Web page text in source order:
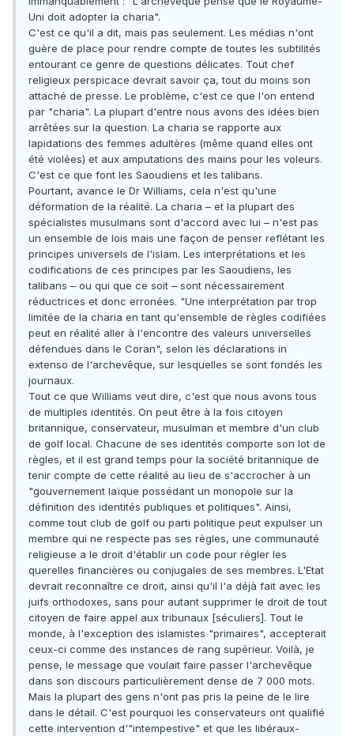
Uni doit adopter la charia".
C'est ce qu'il a dit, mais pas seulement. Les médias n'ont
guère de place pour rendre compte de toutes les subtilités
entourant ce genre de questions délicates. Tout chef
religieux perspicace devrait savoir ça, tout du moins son
attaché de presse. Le problème, c'est ce que l'on entend
par "charia". La plupart d'entre nous avons des idées bien
arrêtées sur la question. La charia se rapporte aux
lapidations des femmes adultères (même quand elles ont
été violées) et aux amputations des mains pour les voleurs.
C'est ce que font les Saoudiens et les talibans.
Pourtant, avance le Dr Williams, cela n'est qu'une
déformation de la réalité. La charia – et la plupart des
spécialistes musulmans sont d'accord avec lui – n'est pas
un ensemble de lois mais une façon de penser reflétant les
principes universels de l'islam. Les interprétations et les
codifications de ces principes par les Saoudiens, les
talibans – ou qui que ce soit – sont nécessairement
réductrices et donc erronées. "Une interprétation par trop
limitée de la charia en tant qu'ensemble de règles codifiées
peut en réalité aller à l'encontre des valeurs universelles
défendues dans le Coran", selon les déclarations in
extenso de l'archevêque, sur lesquelles se sont fondés les
journaux.
Tout ce que Williams veut dire, c'est que nous avons tous
de multiples identités. On peut être à la fois citoyen
britannique, conservateur, musulman et membre d'un club
de golf local. Chacune de ses identités comporte son lot de
règles, et il est grand temps pour la société britannique de
tenir compte de cette réalité au lieu de s'accrocher à un
"gouvernement laïque possédant un monopole sur la
définition des identités publiques et politiques". Ainsi,
comme tout club de golf ou parti politique peut expulser un
membre qui ne respecte pas ses règles, une communauté
religieuse a le droit d'établir un code pour régler les
querelles financières ou conjugales de ses membres. L'Etat
devrait reconnaître ce droit, ainsi qu'il l'a déjà fait avec les
juifs orthodoxes, sans pour autant supprimer le droit de tout
citoyen de faire appel aux tribunaux [séculiers]. Tout le
monde, à l'exception des islamistes "primaires", accepterait
ceux-ci comme des instances de rang supérieur. Voilà, je
pense, le message que voulait faire passer l'archevêque
dans son discours particulièrement dense de 7 000 mots.
Mais la plupart des gens n'ont pas pris la peine de le lire
dans le détail. C'est pourquoi les conservateurs ont qualifié
cette intervention d'"intempestive" et que les libéraux-